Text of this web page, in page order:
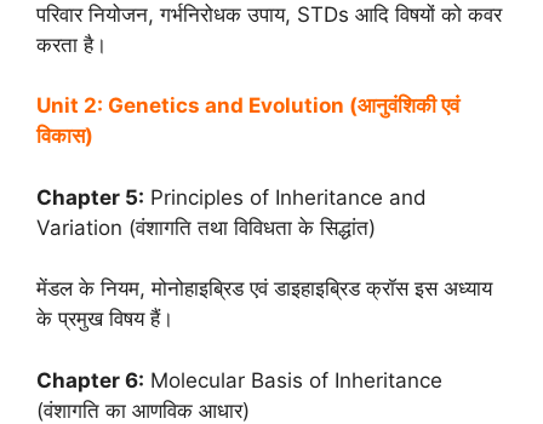
परिवार नियोजन, गर्भनिरोधक उपाय, STDs आदि विषयों को कवर
करता है।
Unit 2: Genetics and Evolution (आनुवंशिकी एवं
विकास)
Chapter 5: Principles of Inheritance and
Variation (वंशागति तथा विविधता के सिद्धांत)
मेंडल के नियम, मोनोहाइब्रिड एवं डाइहाइब्रिड क्रॉस इस अध्याय
के प्रमुख विषय हैं।
Chapter 6: Molecular Basis of Inheritance
(वंशागति का आणविक आधार)